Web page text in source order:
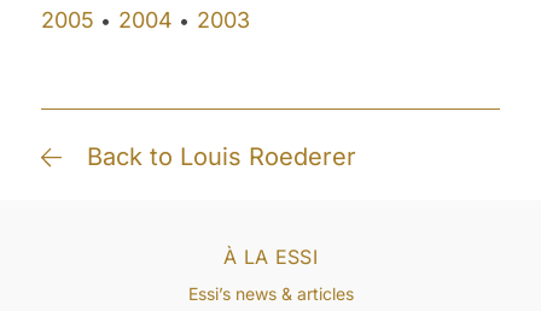
2005 • 2004 • 2003
Back to Louis Roederer
À LA ESSI
Essi’s news & articles